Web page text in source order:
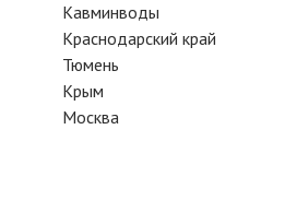
Кавминводы
Краснодарский край
Тюмень
Крым
Москва